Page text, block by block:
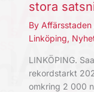
stora
By Affärsstaden
Linköping,
LINKÖPING.
rekordstarkt
omkring 2 000